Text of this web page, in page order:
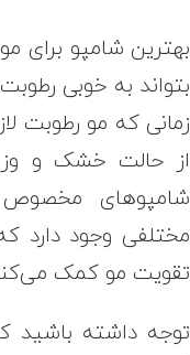
بهترین شامپو
بتواند به خوبی
زمانی که مو رطوبت
از حالت خشک و وز
شامپوهای
مختلفی وجود دارد
تقویت مو کمک
توجه داشته باشید